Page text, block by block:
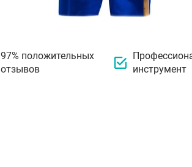
97% положительных
отзывов
инструмент